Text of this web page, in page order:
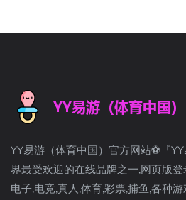
YY易游（体育中国）官方网站⚽️『
界最受欢迎的在线品牌之一,网页版
电子,电竞,真人,体育,彩票,捕鱼,各种